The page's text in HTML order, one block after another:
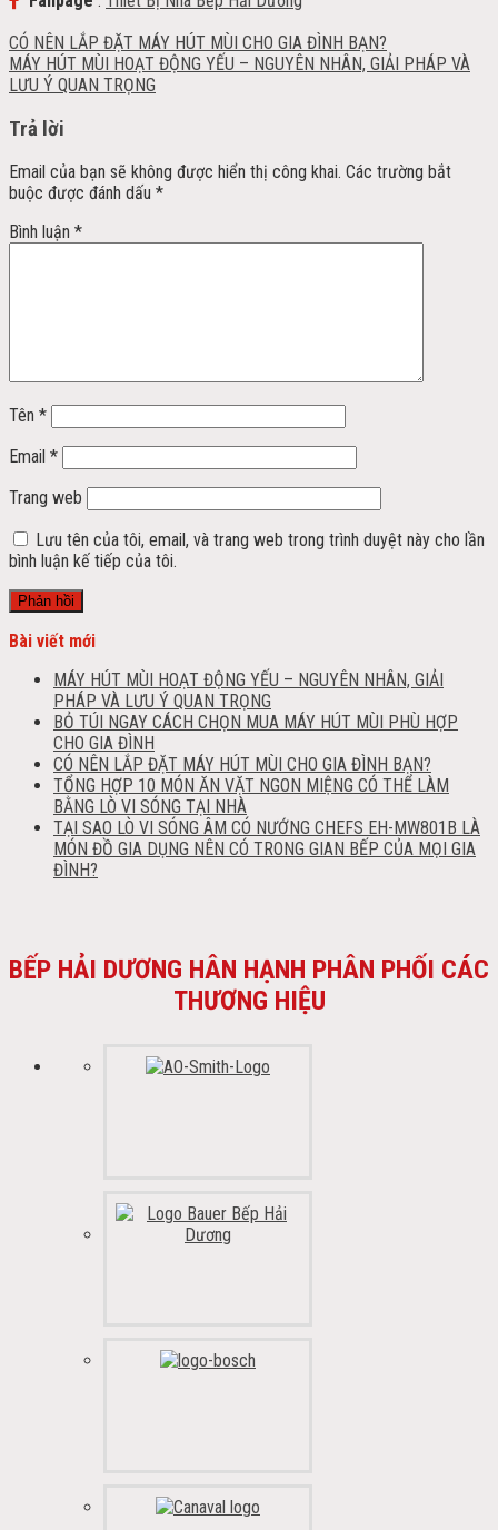
CÓ NÊN LẮP ĐẶT MÁY HÚT MÙI CHO GIA ĐÌNH BẠN?
MÁY HÚT MÙI HOẠT ĐỘNG YẾU – NGUYÊN NHÂN, GIẢI PHÁP VÀ
LƯU Ý QUAN TRỌNG
Trả lời
Email của bạn sẽ không được hiển thị công khai. Các trường bắt
buộc được đánh dấu *
Bình luận *
Tên *
Email *
Trang web
Lưu tên của tôi, email, và trang web trong trình duyệt này cho lần
bình luận kế tiếp của tôi.
Bài viết mới
MÁY HÚT MÙI HOẠT ĐỘNG YẾU – NGUYÊN NHÂN, GIẢI
PHÁP VÀ LƯU Ý QUAN TRỌNG
BỎ TÚI NGAY CÁCH CHỌN MUA MÁY HÚT MÙI PHÙ HỢP
CHO GIA ĐÌNH
CÓ NÊN LẮP ĐẶT MÁY HÚT MÙI CHO GIA ĐÌNH BẠN?
TỔNG HỢP 10 MÓN ĂN VẶT NGON MIỆNG CÓ THỂ LÀM
BẰNG LÒ VI SÓNG TẠI NHÀ
TẠI SAO LÒ VI SÓNG ÂM CÓ NƯỚNG CHEFS EH-MW801B LÀ
MÓN ĐỒ GIA DỤNG NÊN CÓ TRONG GIAN BẾP CỦA MỌI GIA
ĐÌNH?
BẾP HẢI DƯƠNG HÂN HẠNH PHÂN PHỐI CÁC
THƯƠNG HIỆU